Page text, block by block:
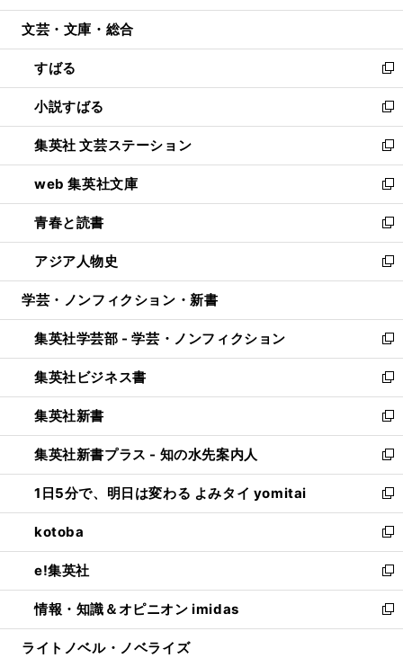
開
ウ
開
く
ン
ウ
で
開
く
ウ
ン
ド
ウ
で
開
く
文芸・文庫・総合
すばる
新
し
い
ウ
ィ
ン
ド
ウ
で
開
く
小説すばる
新
し
い
ウ
ィ
ン
ド
ウ
で
開
集英社 文芸ステーション
新
し
い
ウ
ィ
ン
ド
ウ
開
く
web 集英社文庫
新
し
い
ウ
ィ
ン
ウ
で
開
く
青春と読書
新
し
い
ウ
ン
ド
ウ
で
開
く
アジア人物史
新
し
ウ
ィ
ン
ド
ウ
で
開
く
学芸・ノンフィクション・新書
集英社学芸部 - 学芸・ノンフィクション
新
し
い
ウ
ィ
ン
ド
ウ
で
開
く
集英社ビジネス書
新
し
い
ウ
ィ
ン
ド
ウ
で
開
く
集英社新書
新
し
い
ウ
ィ
ン
ド
ウ
で
開
く
集英社新書プラス - 知の水先案内人
新
し
い
ウ
ィ
ン
ド
ウ
で
開
1日5分で、明日は変わる よみタイ yomitai
新
し
い
ウ
ィ
ン
ド
ウ
kotoba
新
し
い
ウ
ィ
ン
e!集英社
新
し
い
ウ
情報・知識＆オピニオン imidas
新
し
ライトノベル・ノベライズ